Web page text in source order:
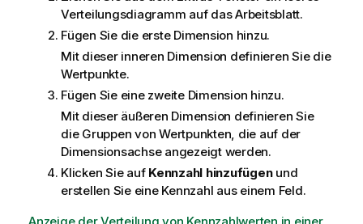
Verteilungsdiagramm auf das Arbeitsblatt.
Fügen Sie die erste Dimension hinzu.
Mit dieser inneren Dimension definieren Sie die
Wertpunkte.
Fügen Sie eine zweite Dimension hinzu.
Mit dieser äußeren Dimension definieren Sie
die Gruppen von Wertpunkten, die auf der
Dimensionsachse angezeigt werden.
Klicken Sie auf Kennzahl hinzufügenund
erstellen Sie eine Kennzahl aus einem Feld.